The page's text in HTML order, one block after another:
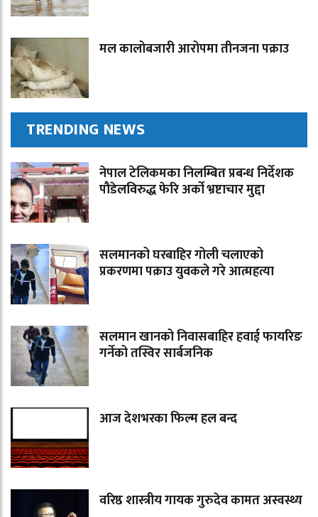
मल कालोबजारी आरोपमा तीनजना पक्राउ
TRENDING NEWS
नेपाल टेलिकमका निलम्बित प्रबन्ध निर्देशक
पौडेलविरुद्ध फेरि अर्को भ्रष्टाचार मुद्दा
सलमानको घरबाहिर गोली चलाएको
प्रकरणमा पक्राउ युवकले गरे आत्महत्या
सलमान खानको निवासबाहिर हवाई फायरिङ
गर्नेको तस्विर सार्बजनिक
आज देशभरका फिल्म हल बन्द
वरिष्ठ शास्त्रीय गायक गुरुदेव कामत अस्वस्थ्य